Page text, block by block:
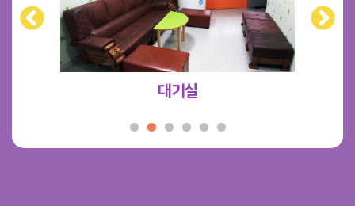
대기실